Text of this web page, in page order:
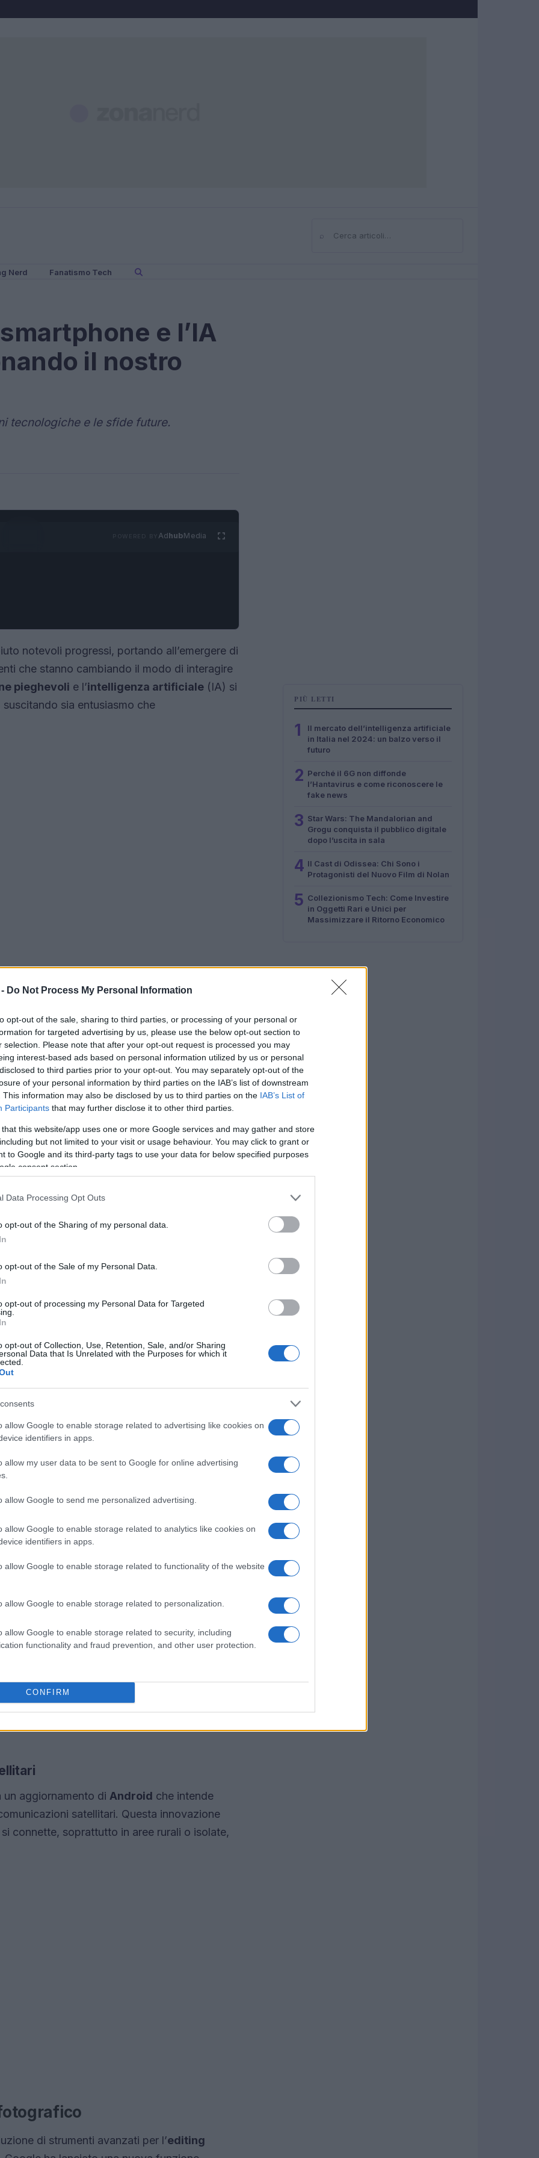
Do Not Process My Personal Information
opt-out of the sale, sharing to third parties, or processing of your personal or
for targeted advertising by us, please use the below opt-out section to
selection. Please note that after your opt-out request is processed you may
interest-based ads based on personal information utilized by us or personal
to third parties prior to your opt-out. You may separately opt-out of the
of your personal information by third parties on the IAB’s list of downstream
This information may also be disclosed by us to third parties on the IAB’s List of
Participants that may further disclose it to other third parties.
that this website/app uses one or more Google services and may gather and store
but not limited to your visit or usage behaviour. You may click to grant or
to Google and its third-party tags to use your data for below specified purposes
consent section.
Data Processing Opt Outs
opt-out of the Sharing of my personal data.
opt-out of the Sale of my Personal Data.
opt-out of processing my Personal Data for Targeted
opt-out of Collection, Use, Retention, Sale, and/or Sharing
Data that Is Unrelated with the Purposes for which it
allow Google to enable storage related to advertising like cookies on
identifiers in apps.
allow my user data to be sent to Google for online advertising
allow Google to send me personalized advertising.
allow Google to enable storage related to analytics like cookies on
identifiers in apps.
allow Google to enable storage related to functionality of the website
allow Google to enable storage related to personalization.
allow Google to enable storage related to security, including
functionality and fraud prevention, and other user protection.
CONFIRM
⌕Cerca
Nerd Fanatismo Tech
e l’IA
il nostro
tecnologiche e le sfide future.
AdhubMedia
notevoli progressi, portando all’emergere di
che stanno cambiando il modo di interagire
pieghevoli e l’intelligenza artificiale (IA) si
sia entusiasmo che
pieghevoli presentano vulnerabilità. La
a danni rispetto ai modelli tradizionali.
per i produttori, che devono
mondo del lavoro
sempre più centrale nella vita
questa tecnologia, alcuni
che l’esperienza umanae le
replicate da una macchina. Questo
e delle interazioni tra colleghi.
di utilizzo degli elettrodomestici.
in bolletta può aiutare a ottimizzare i
monitorare i kilowattora utilizzati per
i più energivori.
Musk
che, entro cinque anni, xAI avrà accesso a
in grado di superare quella di tutti i principali
si basa su enormidata centerche richiedono
non è priva di ostacoli. L’energia necessaria
e richiede infrastrutture di supporto
solo finanziaria, ma anche logistica e
un aggiornamento di Android che intende
satellitari. Questa innovazione
connette, soprattutto in aree rurali o isolate,
di strumenti avanzati per l’editing
PIÙ LETTI
1
Il mercato dell’intelligenza artificiale
in Italia nel 2024: un balzo verso il
futuro
2 Perché il 6G non diffonde
l’Hantavirus e come riconoscere le
fake news
3 Star Wars: The Mandalorian and
Grogu conquista il pubblico digitale
dopo l’uscita in sala
4 Il Cast di Odissea: Chi Sono i
Protagonisti del Nuovo Film di Nolan
5 Collezionismo Tech: Come Investire
in Oggetti Rari e Unici per
Massimizzare il Ritorno Economico